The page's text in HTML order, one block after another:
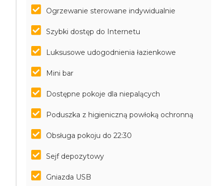
Ogrzewanie sterowane indywidualnie
Szybki dostęp do Internetu
Luksusowe udogodnienia łazienkowe
Mini bar
Dostępne pokoje dla niepalących
Poduszka z higieniczną powłoką ochronną
Obsługa pokoju do 22:30
Sejf depozytowy
Gniazda USB